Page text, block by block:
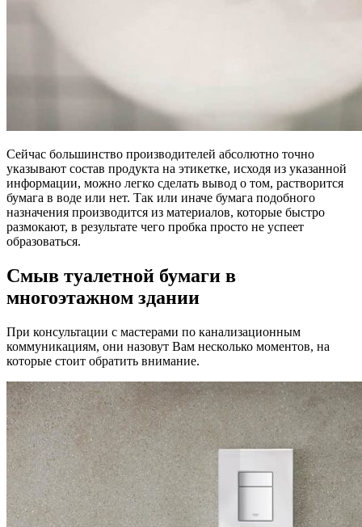
Сейчас большинство производителей абсолютно точно
указывают состав продукта на этикетке, исходя из указанной
информации, можно легко сделать вывод о том, растворится
бумага в воде или нет. Так или иначе бумага подобного
назначения производится из материалов, которые быстро
размокают, в результате чего пробка просто не успеет
образоваться.
Смыв туалетной бумаги в
многоэтажном здании
При консультации с мастерами по канализационным
коммуникациям, они назовут Вам несколько моментов, на
которые стоит обратить внимание.